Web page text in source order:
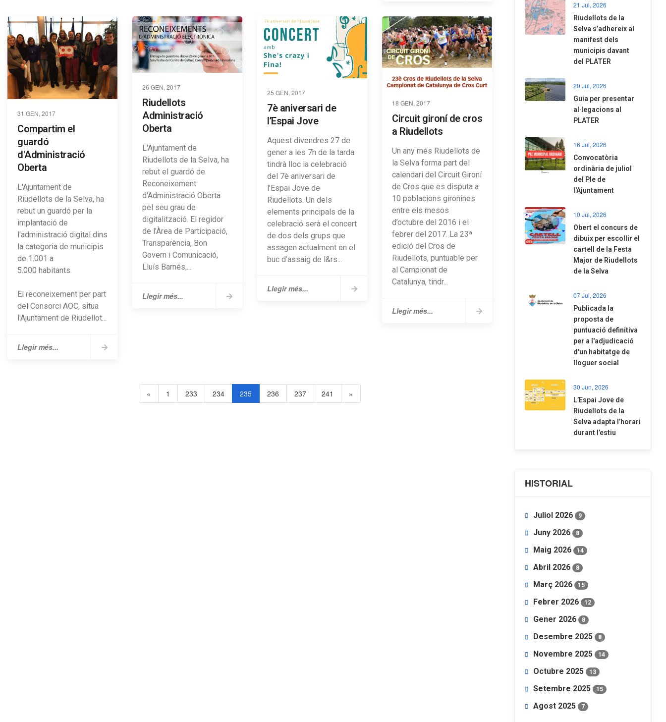
31 GEN, 2017
Compartim el
guardó
d'Administració
Oberta
L'Ajuntament de
Riudellots de la Selva, ha
rebut un guardó per la
implantació de
l'administració digital dins
la categoria de municipis
de 1.001 a
5.000 habitants.
El reconeixement per part
del Consorci AOC, situa
l'Ajuntament de Riudellot...
Llegir més...
26 GEN, 2017
Riudellots
Administració
Oberta
L'Ajuntament de
Riudellots de la Selva, ha
rebut el guardó de
Reconeixement
d'Administració Oberta
pel seu grau de
digitalització. El regidor
de l’Àrea de Participació,
Transparència, Bon
Govern i Comunicació,
Lluís Barnés,...
Llegir més...
25 GEN, 2017
7è aniversari de
l’Espai Jove
Aquest divendres 27 de
gener a les 7h de la tarda
tindrà lloc la celebració
del 7è aniversari de
l’Espai Jove de
Riudellots. Un dels
elements principals de la
celebració serà el concert
de dos dels grups que
assagen actualment en el
buc d’assaig de l&rs...
Llegir més...
18 GEN, 2017
Circuit gironí de cros
a Riudellots
Un any més Riudellots de
la Selva forma part del
calendari del Circuit Gironí
de Cros que es disputa a
10 poblacions gironines
entre els mesos
d’octubre del 2016 i el
febrer del 2017. La 23ª
edició del Cros de
Riudellots, puntuable per
al Campionat de
Catalunya, tindr...
Llegir més...
« 1 233 234 235 236 237 241 »
21 Jul, 2026
Riudellots de la
Selva s’adhereix al
manifest dels
municipis davant
del PLATER
20 Jul, 2026
​Guia per presentar
al·legacions al
PLATER
16 Jul, 2026
Convocatòria
ordinària de juliol
del Ple de
l'Ajuntament
10 Jul, 2026
​Obert el concurs de
dibuix per escollir el
cartell de la Festa
Major de Riudellots
de la Selva
07 Jul, 2026
​Publicada la
proposta de
puntuació definitiva
per a l'adjudicació
d'un habitatge de
lloguer social
30 Jun, 2026
​L’Espai Jove de
Riudellots de la
Selva adapta l’horari
durant l’estiu
HISTORIAL
Juliol 2026 9
Juny 2026 8
Maig 2026 14
Abril 2026 8
Març 2026 15
Febrer 2026 12
Gener 2026 8
Desembre 2025 8
Novembre 2025 14
Octubre 2025 13
Setembre 2025 15
Agost 2025 7